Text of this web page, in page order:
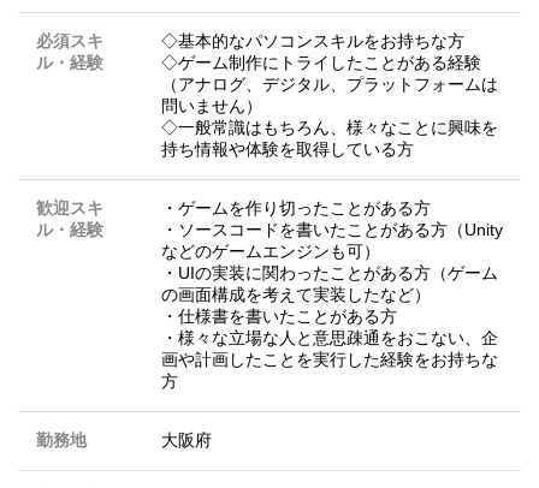
必須スキ
ル・経験
◇基本的なパソコンスキルをお持ちな方
◇ゲーム制作にトライしたことがある経験
（アナログ、デジタル、プラットフォームは
問いません）
◇一般常識はもちろん、様々なことに興味を
持ち情報や体験を取得している方
歓迎スキ
ル・経験
・ゲームを作り切ったことがある方
・ソースコードを書いたことがある方（Unity
などのゲームエンジンも可）
・UIの実装に関わったことがある方（ゲーム
の画面構成を考えて実装したなど）
・仕様書を書いたことがある方
・様々な立場な人と意思疎通をおこない、企
画や計画したことを実行した経験をお持ちな
方
勤務地 大阪府